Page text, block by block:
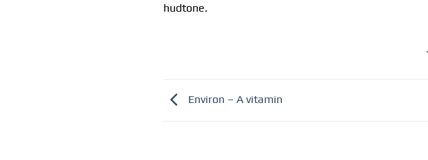
hudtone.
Environ – A vitamin